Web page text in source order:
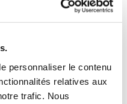
personnaliser le contenu
relatives aux
trafic. Nous
Diesel